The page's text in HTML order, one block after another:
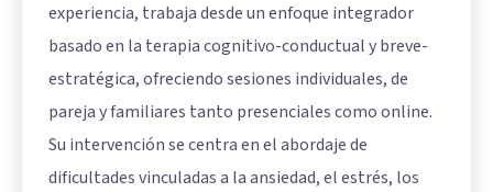
experiencia, trabaja desde un enfoque integrador
basado en la terapia cognitivo-conductual y breve-
estratégica, ofreciendo sesiones individuales, de
pareja y familiares tanto presenciales como online.
Su intervención se centra en el abordaje de
dificultades vinculadas a la ansiedad, el estrés, los